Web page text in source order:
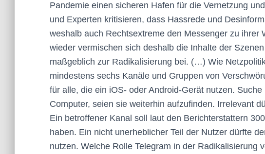
Pandemie einen sicheren Hafen für die Vernetzung
und Experten kritisieren, dass Hassrede und
weshalb auch Rechtsextreme den Messenger zu ihrer
wieder vermischen sich deshalb die Inhalte der
maßgeblich zur Radikalisierung bei. (…) Wie
mindestens sechs Kanäle und Gruppen von
für alle, die ein iOS- oder Android-Gerät nutzen.
Computer, seien sie weiterhin aufzufinden. Irrelevant
Ein betroffener Kanal soll laut den Berichterstattern
haben. Ein nicht unerheblicher Teil der Nutzer dürfte
nutzen. Welche Rolle Telegram in der Radikalisierung